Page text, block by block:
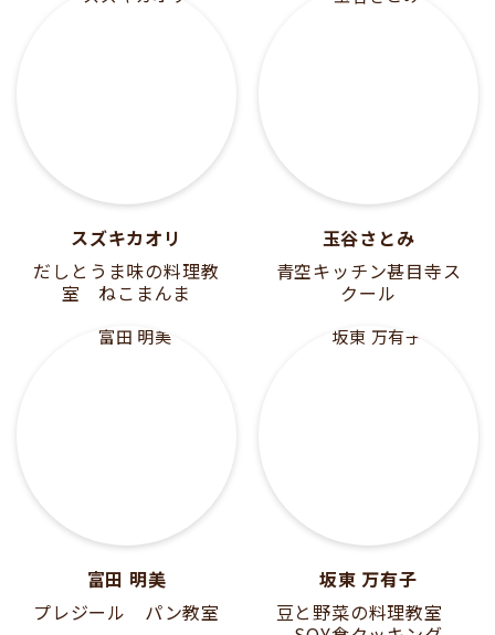
スズキカオリ
だしとうま味の料理教
室 ねこまんま
玉谷さとみ
青空キッチン甚目寺ス
クール
富田 明美
プレジール パン教室
坂東 万有子
豆と野菜の料理教室